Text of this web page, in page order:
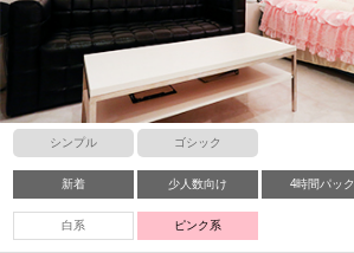
シンプル ゴシック
新着 少人数向け 4時間パック
白系 ピンク系